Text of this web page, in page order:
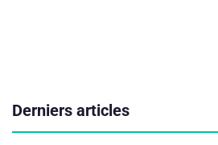
Derniers articles